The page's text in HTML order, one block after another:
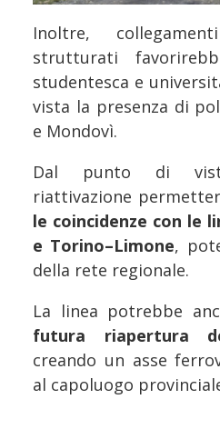
Inoltre,
strutturati
studentesca e
vista la presenza di
e Mondovì.
Dal punto di
riattivazione
le coincidenze con le
e Torino–Limone,
della rete regionale.
La linea potrebbe
futura riapertura
creando un asse
al capoluogo